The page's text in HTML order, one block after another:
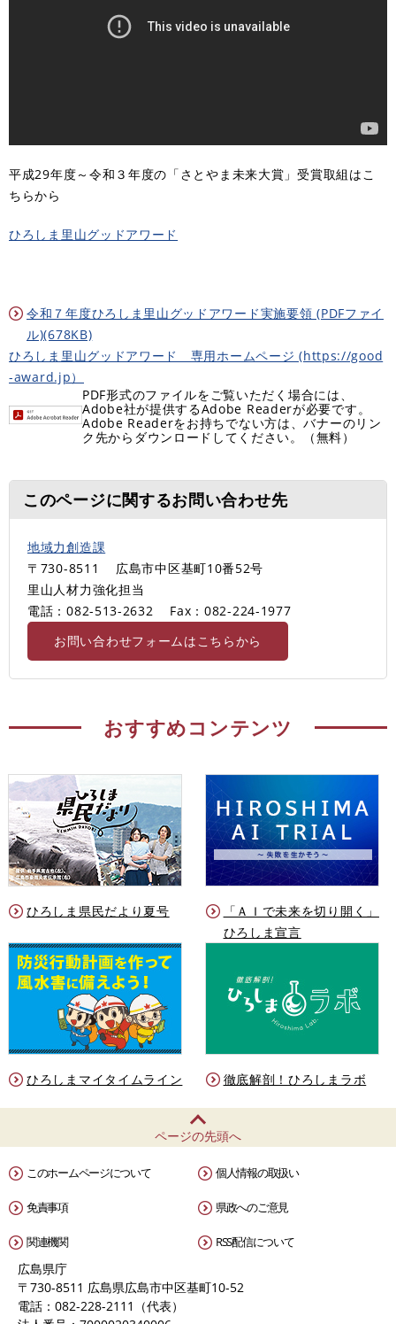
平成29年度～令和３年度の「さとやま未来大賞」受賞取組はこ
ちらから
ひろしま里山グッドアワード
令和７年度ひろしま里山グッドアワード実施要領 (PDFファイ
ル)(678KB)
ひろしま里山グッドアワード 専用ホームページ (https://good
-award.jp）
PDF形式のファイルをご覧いただく場合には、
Adobe社が提供するAdobe Readerが必要です。
Adobe Readerをお持ちでない方は、バナーのリン
ク先からダウンロードしてください。（無料）
このページに関するお問い合わせ先
地域力創造課
〒730-8511
広島市中区基町10番52号
里山人材力強化担当
電話：082-513-2632
Fax：082-224-1977
お問い合わせフォームはこちらから
おすすめコンテンツ
ひろしま県民だより夏号
「ＡＩで未来を切り開く」
ひろしま宣言
ひろしまマイタイムライン 徹底解剖！ひろしまラボ
ページの先頭へ
このホームページについて 個人情報の取扱い
免責事項 県政へのご意見
関連機関 RSS配信について
広島県庁
〒730-8511 広島県広島市中区基町10-52
電話：082-228-2111（代表）